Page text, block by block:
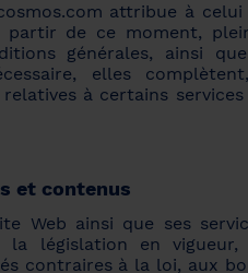
attribue à
de ce moment,
générales, ainsi
elles
à certains
et contenus
Web ainsi que ses
législation en vigueur,
contraires à la loi, aux